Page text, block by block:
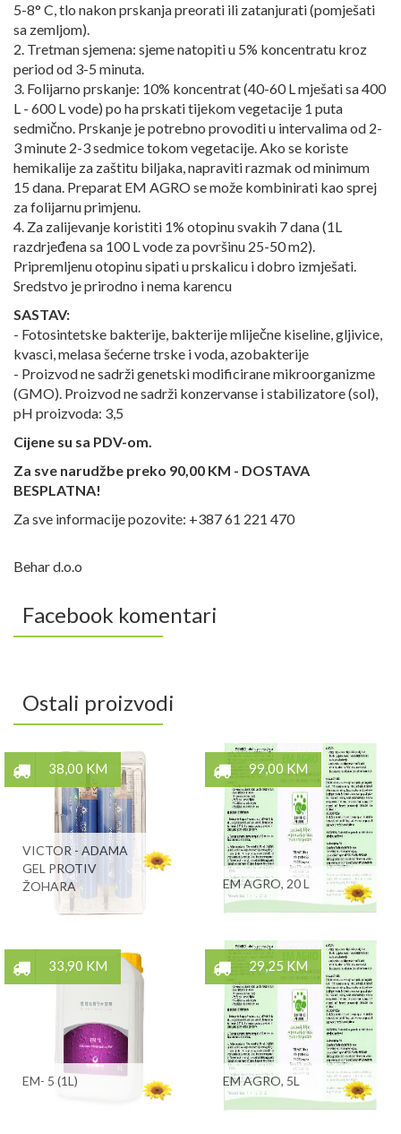
5-8° C, tlo nakon prskanja preorati ili zatanjurati (pomješati
sa zemljom).
2. Tretman sjemena: sjeme natopiti u 5% koncentratu kroz
period od 3-5 minuta.
3. Folijarno prskanje: 10% koncentrat (40-60 L mješati sa 400
L - 600 L vode) po ha prskati tijekom vegetacije 1 puta
sedmično. Prskanje je potrebno provoditi u intervalima od 2-
3 minute 2-3 sedmice tokom vegetacije. Ako se koriste
hemikalije za zaštitu biljaka, napraviti razmak od minimum
15 dana. Preparat EM AGRO se može kombinirati kao sprej
za folijarnu primjenu.
4. Za zalijevanje koristiti 1% otopinu svakih 7 dana (1L
razdrjeđena sa 100 L vode za površinu 25-50 m2).
Pripremljenu otopinu sipati u prskalicu i dobro izmješati.
Sredstvo je prirodno i nema karencu
SASTAV:
- Fotosintetske bakterije, bakterije mliječne kiseline, gljivice,
kvasci, melasa šećerne trske i voda, azobakterije
- Proizvod ne sadrži genetski modificirane mikroorganizme
(GMO). Proizvod ne sadrži konzervanse i stabilizatore (sol),
pH proizvoda: 3,5
Cijene su sa PDV-om.
Za sve narudžbe preko 90,00 KM - DOSTAVA
BESPLATNA!
Za sve informacije pozovite: +387 61 221 470
Behar d.o.o
Facebook komentari
Ostali proizvodi
38,00 KM
VICTOR - ADAMA
GEL PROTIV
ŽOHARA
99,00 KM
EM AGRO, 20 L
33,90 KM
EM- 5 (1L)
29,25 KM
EM AGRO, 5L